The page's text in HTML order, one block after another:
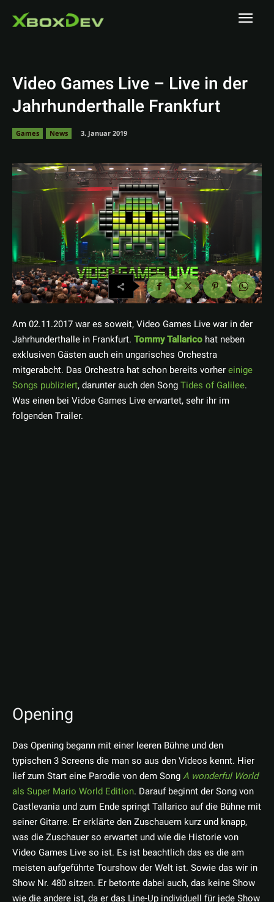
Video Games Live – Live in der
Jahrhunderthalle Frankfurt
Games News 3. Januar 2019
Am 02.11.2017 war es soweit, Video Games Live war in der
Jahrhunderthalle in Frankfurt. Tommy Tallarico hat neben
exklusiven Gästen auch ein ungarisches Orchestra
mitgerabcht. Das Orchestra hat schon bereits vorhereinige
Songs publiziert, darunter auch den SongTides of Galilee.
Was einen bei Vidoe Games Live erwartet, sehr ihr im
folgenden Trailer.
Opening
Das Opening begann mit einer leeren Bühne und den
typischen 3 Screens die man so aus den Videos kennt. Hier
lief zum Start eine Parodie von dem SongA wonderful World
als Super Mario World Edition. Darauf beginnt der Song von
Castlevania und zum Ende springt Tallarico auf die Bühne mit
seiner Gitarre. Er erklärte den Zuschauern kurz und knapp,
was die Zuschauer so erwartet und wie die Historie von
Video Games Live so ist. Es ist beachtlich das es die am
meisten aufgeführte Tourshow der Welt ist. Sowie das wir in
Show Nr. 480 sitzen. Er betonte dabei auch, das keine Show
wie die andere ist, da er das Line-Up individuell für jede Show